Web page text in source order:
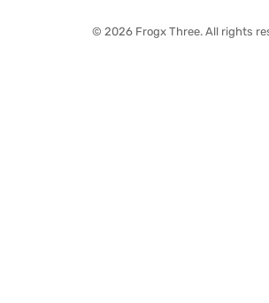
© 2026 Frogx Three. All rights